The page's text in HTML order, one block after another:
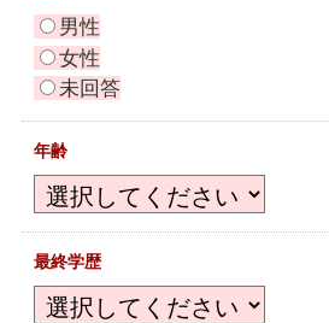
男性
女性
未回答
年齢
最終学歴